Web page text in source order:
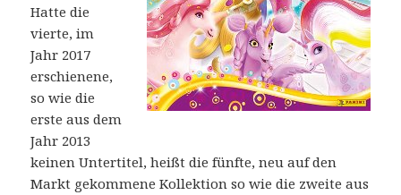
Hatte die
vierte, im
Jahr 2017
erschienene,
so wie die
erste aus dem
Jahr 2013
keinen Untertitel, heißt die fünfte, neu auf den
Markt gekommene Kollektion so wie die zweite aus